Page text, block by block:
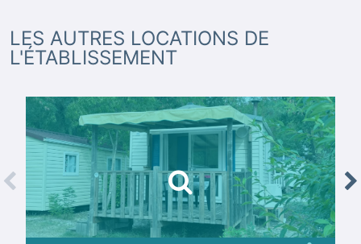
LES AUTRES LOCATIONS DE
L'ÉTABLISSEMENT